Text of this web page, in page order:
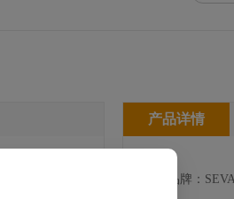
产品详情
品牌：